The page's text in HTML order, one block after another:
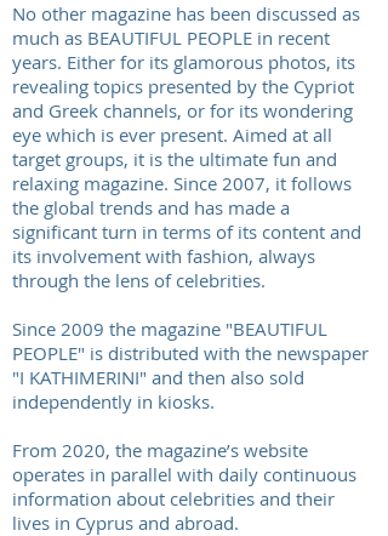
No other magazine has been discussed as
much as BEAUTIFUL PEOPLE in recent
years. Either for its glamorous photos, its
revealing topics presented by the Cypriot
and Greek channels, or for its wondering
eye which is ever present. Aimed at all
target groups, it is the ultimate fun and
relaxing magazine. Since 2007, it follows
the global trends and has made a
significant turn in terms of its content and
its involvement with fashion, always
through the lens of celebrities.
Since 2009 the magazine "BEAUTIFUL
PEOPLE" is distributed with the newspaper
"I KATHIMERINI" and then also sold
independently in kiosks.
From 2020, the magazine’s website
operates in parallel with daily continuous
information about celebrities and their
lives in Cyprus and abroad.